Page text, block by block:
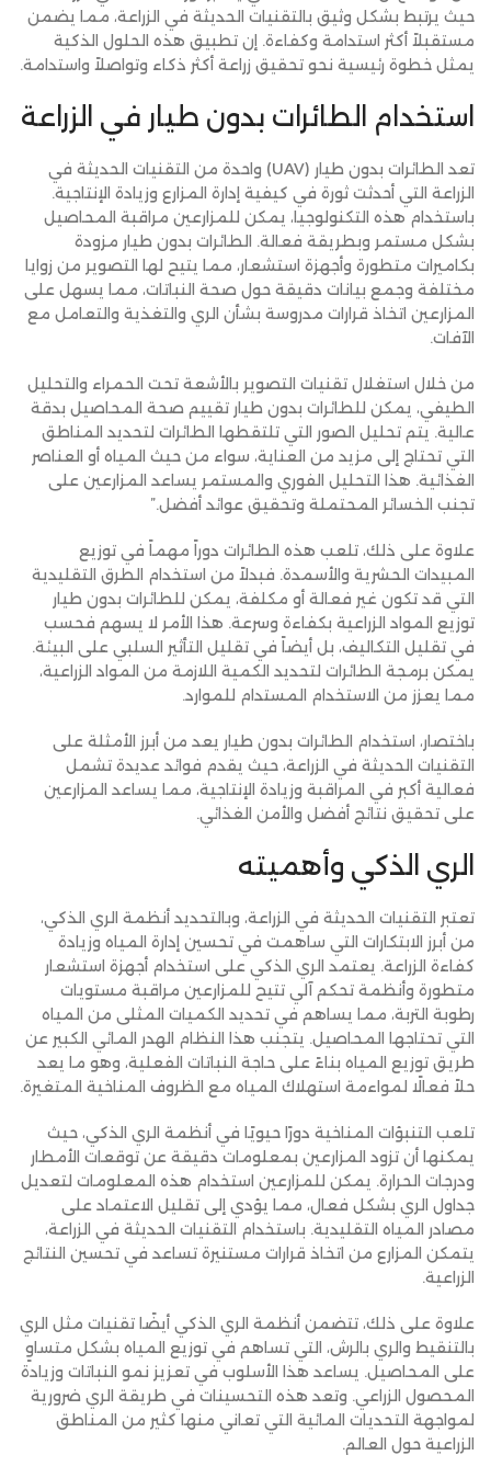
حيث يرتبط بشكل وثيق بالتقنيات الحديثة في الزراعة، مما يضمن
مستقبلاً أكثر استدامة وكفاءة. إن تطبيق هذه الحلول الذكية
يمثل خطوة رئيسية نحو تحقيق زراعة أكثر ذكاء وتواصلاً واستدامة.
استخدام الطائرات بدون طيار في الزراعة
تعد الطائرات بدون طيار (UAV) واحدة من التقنيات الحديثة في
الزراعة التي أحدثت ثورة في كيفية إدارة المزارع وزيادة الإنتاجية.
باستخدام هذه التكنولوجيا، يمكن للمزارعين مراقبة المحاصيل
بشكل مستمر وبطريقة فعالة. الطائرات بدون طيار مزودة
بكاميرات متطورة وأجهزة استشعار، مما يتيح لها التصوير من زوايا
مختلفة وجمع بيانات دقيقة حول صحة النباتات، مما يسهل على
المزارعين اتخاذ قرارات مدروسة بشأن الري والتغذية والتعامل مع
الآفات.
من خلال استغلال تقنيات التصوير بالأشعة تحت الحمراء والتحليل
الطيفي، يمكن للطائرات بدون طيار تقييم صحة المحاصيل بدقة
عالية. يتم تحليل الصور التي تلتقطها الطائرات لتحديد المناطق
التي تحتاج إلى مزيد من العناية، سواء من حيث المياه أو العناصر
الغذائية. هذا التحليل الفوري والمستمر يساعد المزارعين على
تجنب الخسائر المحتملة وتحقيق عوائد أفضل.”
علاوة على ذلك، تلعب هذه الطائرات دوراً مهماً في توزيع
المبيدات الحشرية والأسمدة. فبدلاً من استخدام الطرق التقليدية
التي قد تكون غير فعالة أو مكلفة، يمكن للطائرات بدون طيار
توزيع المواد الزراعية بكفاءة وسرعة. هذا الأمر لا يسهم فحسب
في تقليل التكاليف، بل أيضاً في تقليل التأثير السلبي على البيئة.
يمكن برمجة الطائرات لتحديد الكمية اللازمة من المواد الزراعية،
مما يعزز من الاستخدام المستدام للموارد.
باختصار، استخدام الطائرات بدون طيار يعد من أبرز الأمثلة على
التقنيات الحديثة في الزراعة، حيث يقدم فوائد عديدة تشمل
فعالية أكبر في المراقبة وزيادة الإنتاجية، مما يساعد المزارعين
على تحقيق نتائج أفضل والأمن الغذائي.
الري الذكي وأهميته
تعتبر التقنيات الحديثة في الزراعة، وبالتحديد أنظمة الري الذكي،
من أبرز الابتكارات التي ساهمت في تحسين إدارة المياه وزيادة
كفاءة الزراعة. يعتمد الري الذكي على استخدام أجهزة استشعار
متطورة وأنظمة تحكم آلي تتيح للمزارعين مراقبة مستويات
رطوبة التربة، مما يساهم في تحديد الكميات المثلى من المياه
التي تحتاجها المحاصيل. يتجنب هذا النظام الهدر المائي الكبير عن
طريق توزيع المياه بناءً على حاجة النباتات الفعلية، وهو ما يعد
حلاً فعالًا لمواءمة استهلاك المياه مع الظروف المناخية المتغيرة.
تلعب التنبؤات المناخية دورًا حيويًا في أنظمة الري الذكي، حيث
يمكنها أن تزود المزارعين بمعلومات دقيقة عن توقعات الأمطار
ودرجات الحرارة. يمكن للمزارعين استخدام هذه المعلومات لتعديل
جداول الري بشكل فعال، مما يؤدي إلى تقليل الاعتماد على
مصادر المياه التقليدية. باستخدام التقنيات الحديثة في الزراعة،
يتمكن المزارع من اتخاذ قرارات مستنيرة تساعد في تحسين النتائج
الزراعية.
علاوة على ذلك، تتضمن أنظمة الري الذكي أيضًا تقنيات مثل الري
بالتنقيط والري بالرش، التي تساهم في توزيع المياه بشكل متساوٍ
على المحاصيل. يساعد هذا الأسلوب في تعزيز نمو النباتات وزيادة
المحصول الزراعي. وتعد هذه التحسينات في طريقة الري ضرورية
لمواجهة التحديات المائية التي تعاني منها كثير من المناطق
الزراعية حول العالم.